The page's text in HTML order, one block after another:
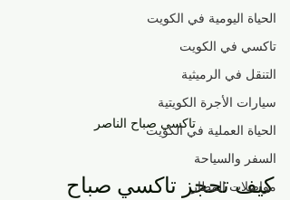
الحياة اليومية في الكويت
تاكسي في الكويت
التنقل في الرميثية
سيارات الأجرة الكويتية
الحياة العملية في الكويت
السفر والسياحة
مواصلات المطار
تاكسي صباح الناصر
كيف تحجز تاكسي صباح